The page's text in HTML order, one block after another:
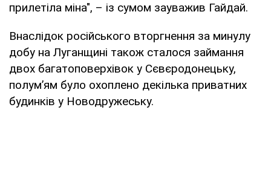
прилетіла міна", – із сумом зауважив Гайдай.
Внаслідок російського вторгнення за минулу
добу на Луганщині також сталося займання
двох багатоповерхівок у Сєвєродонецьку,
полум’ям було охоплено декілька приватних
будинків у Новодружеську.